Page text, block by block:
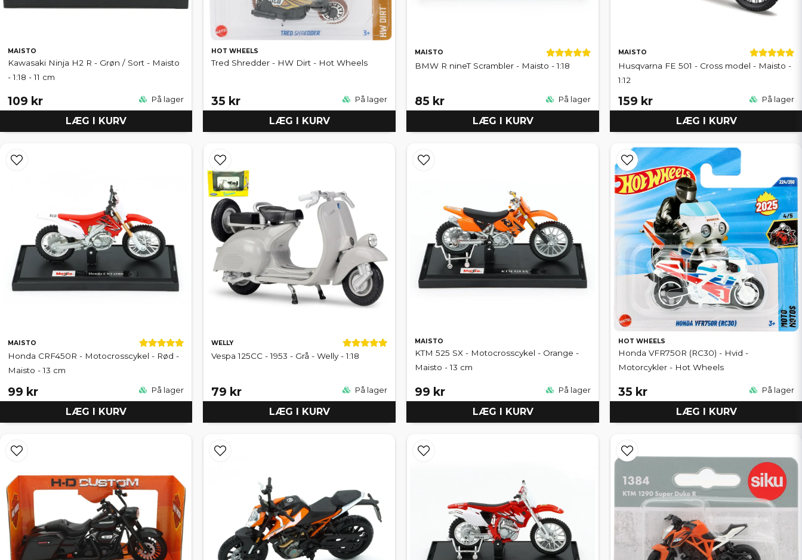
MAISTO
Kawasaki Ninja H2 R - Grøn / Sort - Maisto
- 1:18 - 11 cm
109 kr På lager
LÆG I KURV
HOT WHEELS
Tred Shredder - HW Dirt - Hot Wheels
35 kr På lager
LÆG I KURV
MAISTO
BMW R nineT Scrambler - Maisto - 1:18
85 kr På lager
LÆG I KURV
MAISTO
Husqvarna FE 501 - Cross model - Maisto -
1:12
159 kr På lager
LÆG I KURV
MAISTO
Honda CRF450R - Motocrosscykel - Rød -
Maisto - 13 cm
99 kr På lager
LÆG I KURV
WELLY
Vespa 125CC - 1953 - Grå - Welly - 1:18
79 kr På lager
LÆG I KURV
MAISTO
KTM 525 SX - Motocrosscykel - Orange -
Maisto - 13 cm
99 kr På lager
LÆG I KURV
HOT WHEELS
Honda VFR750R (RC30) - Hvid -
Motorcykler - Hot Wheels
35 kr På lager
LÆG I KURV